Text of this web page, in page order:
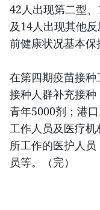
42人出现第二型
及14人出现其他
前健康状况基本保
在第四期疫苗接
接种人群补充接
青年5000剂；港
工作人员及医疗
所工作的医护人
员等。（完）